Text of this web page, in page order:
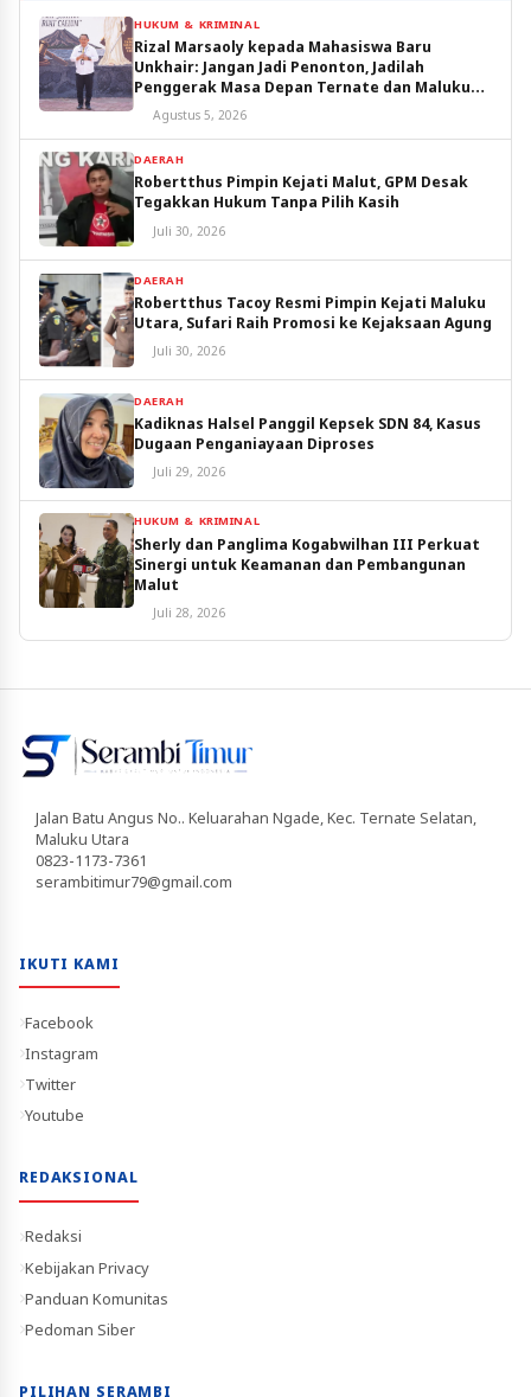
HUKUM & KRIMINAL
Rizal Marsaoly kepada Mahasiswa Baru
Unkhair: Jangan Jadi Penonton, Jadilah
Penggerak Masa Depan Ternate dan Maluku
Utara
Agustus 5, 2026
DAERAH
Robertthus Pimpin Kejati Malut, GPM Desak
Tegakkan Hukum Tanpa Pilih Kasih
Juli 30, 2026
DAERAH
Robertthus Tacoy Resmi Pimpin Kejati Maluku
Utara, Sufari Raih Promosi ke Kejaksaan Agung
Juli 30, 2026
DAERAH
Kadiknas Halsel Panggil Kepsek SDN 84, Kasus
Dugaan Penganiayaan Diproses
Juli 29, 2026
HUKUM & KRIMINAL
Sherly dan Panglima Kogabwilhan III Perkuat
Sinergi untuk Keamanan dan Pembangunan
Malut
Juli 28, 2026
Jalan Batu Angus No.. Keluarahan Ngade, Kec. Ternate Selatan,
Maluku Utara
0823-1173-7361
serambitimur79@gmail.com
IKUTI KAMI
Facebook
Instagram
Twitter
Youtube
REDAKSIONAL
Redaksi
Kebijakan Privacy
Panduan Komunitas
Pedoman Siber
PILIHAN SERAMBI